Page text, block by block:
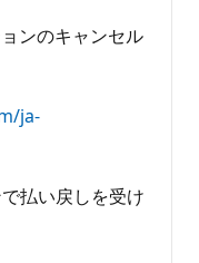
ンのキャンセル
ja-
払い戻しを受け